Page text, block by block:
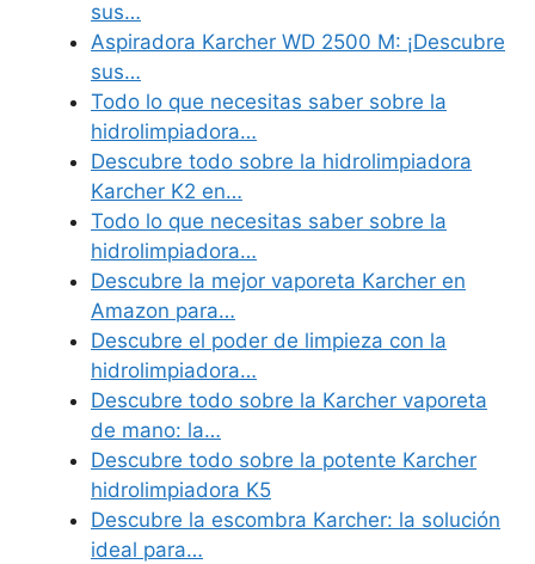
sus…
Aspiradora Karcher WD 2500 M: ¡Descubre
sus…
Todo lo que necesitas saber sobre la
hidrolimpiadora…
Descubre todo sobre la hidrolimpiadora
Karcher K2 en…
Todo lo que necesitas saber sobre la
hidrolimpiadora…
Descubre la mejor vaporeta Karcher en
Amazon para…
Descubre el poder de limpieza con la
hidrolimpiadora…
Descubre todo sobre la Karcher vaporeta
de mano: la…
Descubre todo sobre la potente Karcher
hidrolimpiadora K5
Descubre la escombra Karcher: la solución
ideal para…